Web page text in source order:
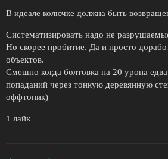
В идеале колючке должна быть
Систематизировать надо не
Но скорее пробитие. Да и просто
объектов.
Смешно когда болтовка на 20 урона
попаданий через тонкую деревянную
оффтопик)
1 лайк